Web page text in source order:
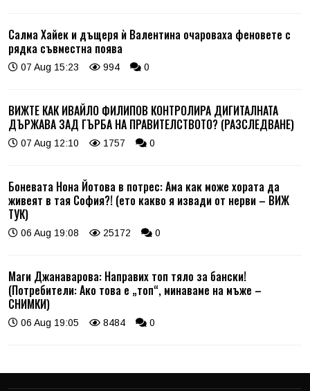
Салма Хайек и дъщеря ѝ Валентина очароваха феновете с
рядка съвместна поява
07 Aug 15:23 994 0
ВИЖТЕ КАК ИВАЙЛО ФИЛИПОВ КОНТРОЛИРА ДИГИТАЛНАТА
ДЪРЖАВА ЗАД ГЪРБА НА ПРАВИТЕЛСТВОТО? (РАЗСЛЕДВАНЕ)
07 Aug 12:10 1757 0
Боневата Нона Йотова в потрес: Ама как може хората да
живеят в тая София?! (ето какво я извади от нерви – ВИЖ
ТУК)
06 Aug 19:08 25172 0
Маги Джанаварова: Направих топ тяло за бански!
(Потребители: Ако това е „топ“, минаваме на мъже –
СНИМКИ)
06 Aug 19:05 8484 0